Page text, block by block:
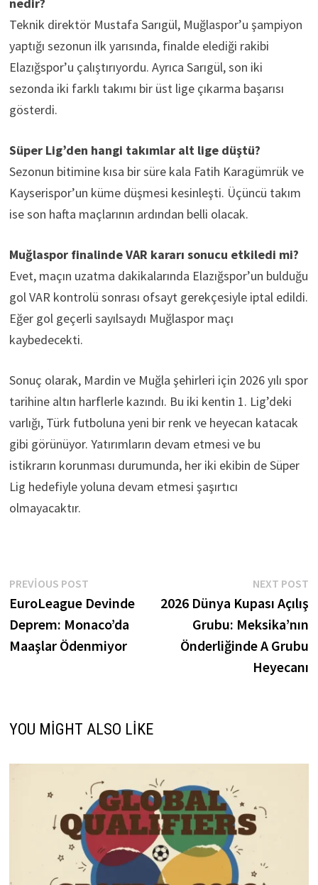
Teknik direktör Mustafa Sarıgül, Muğlaspor’u şampiyon
yaptığı sezonun ilk yarısında, finalde elediği rakibi
Elazığspor’u çalıştırıyordu. Ayrıca Sarıgül, son iki
sezonda iki farklı takımı bir üst lige çıkarma başarısı
gösterdi.
Süper Lig’den hangi takımlar alt lige düştü?
Sezonun bitimine kısa bir süre kala Fatih Karagümrük ve
Kayserispor’un küme düşmesi kesinleşti. Üçüncü takım
ise son hafta maçlarının ardından belli olacak.
Muğlaspor finalinde VAR kararı sonucu etkiledi mi?
Evet, maçın uzatma dakikalarında Elazığspor’un bulduğu
gol VAR kontrolü sonrası ofsayt gerekçesiyle iptal edildi.
Eğer gol geçerli sayılsaydı Muğlaspor maçı
kaybedecekti.
Sonuç olarak, Mardin ve Muğla şehirleri için 2026 yılı spor
tarihine altın harflerle kazındı. Bu iki kentin 1. Lig’deki
varlığı, Türk futboluna yeni bir renk ve heyecan katacak
gibi görünüyor. Yatırımların devam etmesi ve bu
istikrarın korunması durumunda, her iki ekibin de Süper
Lig hedefiyle yoluna devam etmesi şaşırtıcı
olmayacaktır.
Yazı
gezinmesi
PREVIOUS POSTPrevious
post:
EuroLeague Devinde
Deprem: Monaco’da
Maaşlar Ödenmiyor
NEXT POST
2026 Dünya Kupası Açılış
Grubu: Meksika’nın
Önderliğinde A Grubu
Heyecanı
YOU MIGHT ALSO LIKE